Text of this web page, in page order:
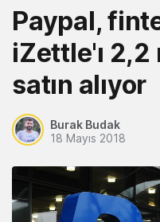
Paypal,
iZettle'ı
satın alıyor
Burak Budak
18 Mayıs 2018